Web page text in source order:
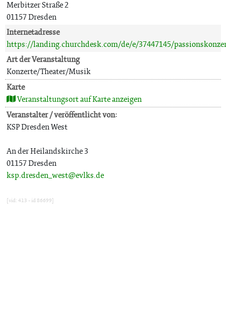
Merbitzer Straße 2
01157 Dresden
Internetadresse
https://landing.churchdesk.com/de/e/37447145/
Art der Veranstaltung
Konzerte/Theater/Musik
Karte
Veranstaltungsort auf Karte anzeigen
Veranstalter / veröffentlicht von:
KSP Dresden West
An der Heilandskirche 3
01157 Dresden
ksp.dresden_west@evlks.de
[vid: 413 - id 86699]